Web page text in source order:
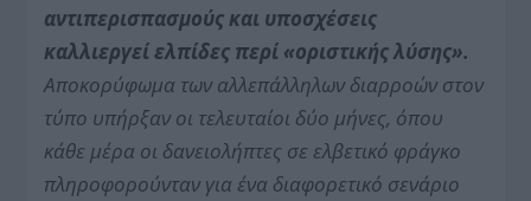
αντιπερισπασμούς και υποσχέσεις
καλλιεργεί ελπίδες περί «οριστικής λύσης».
Αποκορύφωμα των αλλεπάλληλων διαρροών στον
τύπο υπήρξαν οι τελευταίοι δύο μήνες, όπου
κάθε μέρα οι δανειολήπτες σε ελβετικό φράγκο
πληροφορούνταν για ένα διαφορετικό σενάριο